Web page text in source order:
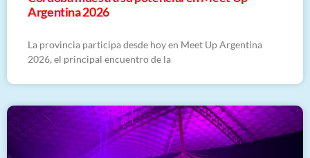
Argentina 2026
La provincia participa desde hoy en Meet Up Argentina
2026, el principal encuentro de la